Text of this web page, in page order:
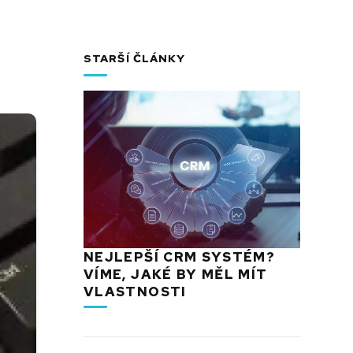
STARŠÍ ČLÁNKY
NEJLEPŠÍ CRM SYSTÉM?
VÍME, JAKÉ BY MĚL MÍT
VLASTNOSTI